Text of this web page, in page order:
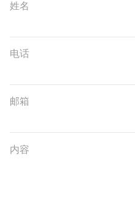
姓名
电话
邮箱
内容